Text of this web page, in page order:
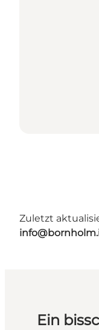
Zuletzt
Ein